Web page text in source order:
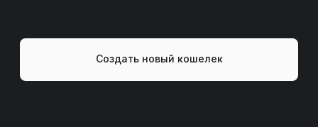
Создать новый кошелек